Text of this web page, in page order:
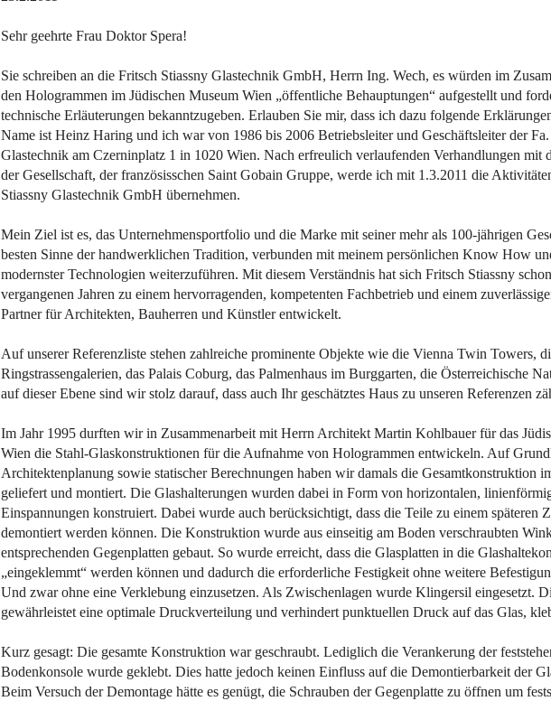
Sehr geehrte Frau Doktor Spera!
Sie schreiben an die Fritsch Stiassny Glastechnik GmbH, Herrn Ing. Wech, es würden im
den Hologrammen im Jüdischen Museum Wien „öffentliche Behauptungen“ aufgestellt und
technische Erläuterungen bekanntzugeben. Erlauben Sie mir, dass ich dazu folgende
Name ist Heinz Haring und ich war von 1986 bis 2006 Betriebsleiter und Geschäftsleiter der
Glastechnik am Czerninplatz 1 in 1020 Wien. Nach erfreulich verlaufenden Verhandlungen mit
der Gesellschaft, der französisschen Saint Gobain Gruppe, werde ich mit 1.3.2011 die
Stiassny Glastechnik GmbH übernehmen.
Mein Ziel ist es, das Unternehmensportfolio und die Marke mit seiner mehr als 100-jährigen
besten Sinne der handwerklichen Tradition, verbunden mit meinem persönlichen Know How
modernster Technologien weiterzuführen. Mit diesem Verständnis hat sich Fritsch Stiassny
vergangenen Jahren zu einem hervorragenden, kompetenten Fachbetrieb und einem
Partner für Architekten, Bauherren und Künstler entwickelt.
Auf unserer Referenzliste stehen zahlreiche prominente Objekte wie die Vienna Twin Towers,
Ringstrassengalerien, das Palais Coburg, das Palmenhaus im Burggarten, die Österreichische
auf dieser Ebene sind wir stolz darauf, dass auch Ihr geschätztes Haus zu unseren Referenzen
Im Jahr 1995 durften wir in Zusammenarbeit mit Herrn Architekt Martin Kohlbauer für das
Wien die Stahl-Glaskonstruktionen für die Aufnahme von Hologrammen entwickeln. Auf
Architektenplanung sowie statischer Berechnungen haben wir damals die Gesamtkonstruktion
geliefert und montiert. Die Glashalterungen wurden dabei in Form von horizontalen,
Einspannungen konstruiert. Dabei wurde auch berücksichtigt, dass die Teile zu einem späteren
demontiert werden können. Die Konstruktion wurde aus einseitig am Boden verschraubten
entsprechenden Gegenplatten gebaut. So wurde erreicht, dass die Glasplatten in die
„eingeklemmt“ werden können und dadurch die erforderliche Festigkeit ohne weitere
Und zwar ohne eine Verklebung einzusetzen. Als Zwischenlagen wurde Klingersil eingesetzt.
gewährleistet eine optimale Druckverteilung und verhindert punktuellen Druck auf das Glas,
Kurz gesagt: Die gesamte Konstruktion war geschraubt. Lediglich die Verankerung der
Bodenkonsole wurde geklebt. Dies hatte jedoch keinen Einfluss auf die Demontierbarkeit der
Beim Versuch der Demontage hätte es genügt, die Schrauben der Gegenplatte zu öffnen um